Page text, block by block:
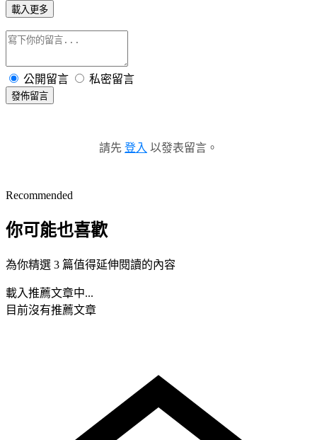
載入更多
公開留言 私密留言
發佈留言
請先 登入 以發表留言。
Recommended
你可能也喜歡
為你精選 3 篇值得延伸閱讀的內容
載入推薦文章中...
目前沒有推薦文章